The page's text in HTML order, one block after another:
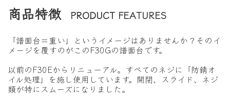
商品特徴 PRODUCT FEATURES
「譜面台＝重い」というイメージはありませんか？そのイ
メージを覆すのがこのF30Gの譜面台です。
以前のF30Eからリニューアル。 すべてのネジに「防錆オ
イル処理」を施し使用しています。 開閉、スライド、ネジ
類が特にスムーズになりました。